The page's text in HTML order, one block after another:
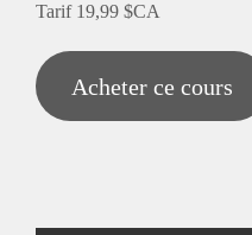
Tarif 19,99 $CA
Acheter ce cours